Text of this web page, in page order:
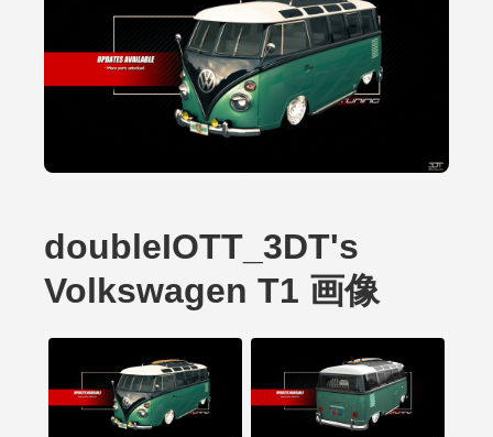
doubleIOTT_3DT's
Volkswagen T1 画像